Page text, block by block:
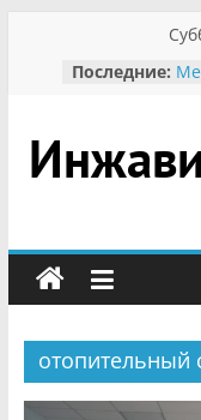
содержимому
Последние:
В
сельский
портал
отопительный